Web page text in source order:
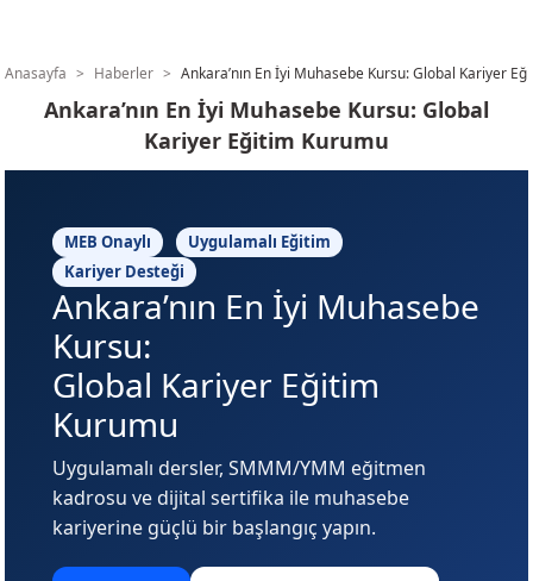
Anasayfa Haberler Ankara’nın En İyi Muhasebe Kursu: Global Kariyer
Ankara’nın En İyi Muhasebe Kursu: Global
Kariyer Eğitim Kurumu
MEB Onaylı
Uygulamalı Eğitim
Kariyer Desteği
Ankara’nın En İyi Muhasebe
Kursu:
Global Kariyer Eğitim
Kurumu
Uygulamalı dersler, SMMM/YMM eğitmen
kadrosu ve dijital sertifika ile muhasebe
kariyerine güçlü bir başlangıç yapın.